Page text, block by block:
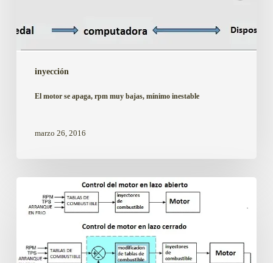
inyección
El motor se apaga, rpm muy bajas, mínimo inestable
marzo 26, 2016
excesivo
entrar